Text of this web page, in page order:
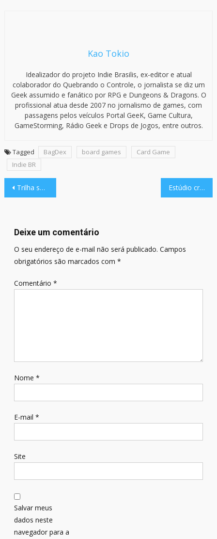
Kao Tokio
Idealizador do projeto Indie Brasilis, ex-editor e atual
colaborador do Quebrando o Controle, o jornalista se diz um
Geek assumido e fanático por RPG e Dungeons & Dragons. O
profissional atua desde 2007 no jornalismo de games, com
passagens pelos veículos Portal GeeK, Game Cultura,
GameStorming, Rádio Geek e Drops de Jogos, entre outros.
Tagged BagDex board games
Card Game
Indie BR
Navegação
Post
Trilha sonora de Caverna do Dragão está de graça para ouvir e baixar Estúdio criador de RPG convencional produz o primeiro game, Joanni
Deixe um comentário
O seu endereço de e-mail não será publicado. Campos
obrigatórios são marcados com *
Comentário *
Nome *
E-mail *
Site
Salvar meus
dados neste
navegador para a